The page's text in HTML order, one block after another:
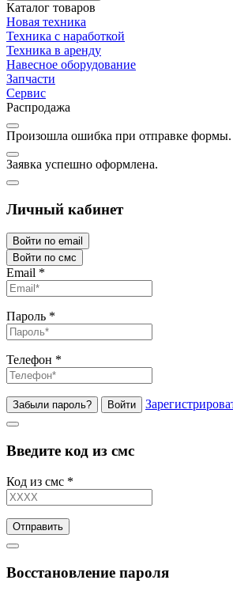
Каталог товаров
Новая техника
Техника с наработкой
Техника в аренду
Навесное оборудование
Запчасти
Сервис
Распродажа
Произошла ошибка при отправке формы.
Заявка успешно оформлена.
Личный кабинет
Войти по email
Войти по смс
Email *
Пароль *
Телефон *
Забыли пароль? Войти
Введите код из смс
Код из смс *
Отправить
Восстановление пароля